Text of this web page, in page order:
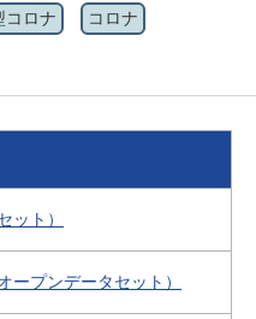
コロナ コロナ
ット）
ープンデータセット）